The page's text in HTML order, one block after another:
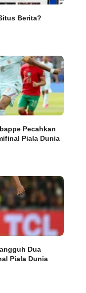
Berita?
Pecahkan
Piala Dunia
Dua
Piala Dunia